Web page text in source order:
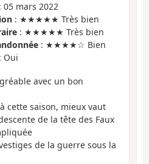
: 05 mars 2022
: ★★★★★ Très bien
: ★★★★★ Très bien
: ★★★★☆ Bien
: Oui
avec un bon
cette saison, mieux vaut
de la tête des Faux
de la guerre sous la